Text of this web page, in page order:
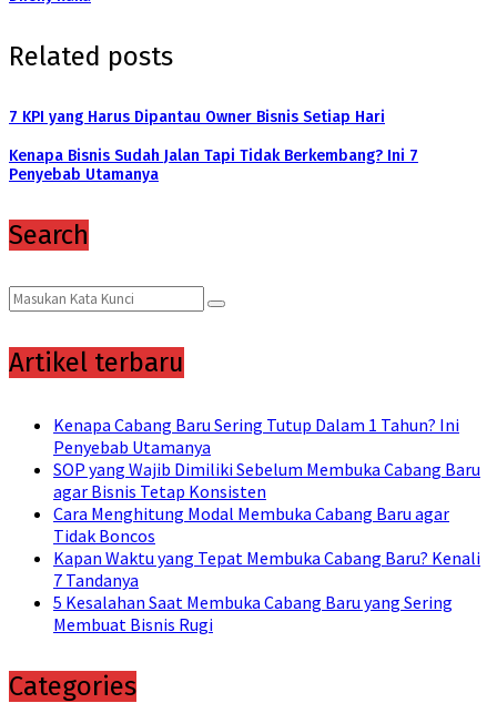
Related posts
7 KPI yang Harus Dipantau Owner Bisnis Setiap Hari
Kenapa Bisnis Sudah Jalan Tapi Tidak Berkembang? Ini 7
Penyebab Utamanya
Search
Search
for:
Search
Artikel terbaru
Kenapa Cabang Baru Sering Tutup Dalam 1 Tahun? Ini
Penyebab Utamanya
SOP yang Wajib Dimiliki Sebelum Membuka Cabang Baru
agar Bisnis Tetap Konsisten
Cara Menghitung Modal Membuka Cabang Baru agar
Tidak Boncos
Kapan Waktu yang Tepat Membuka Cabang Baru? Kenali
7 Tandanya
5 Kesalahan Saat Membuka Cabang Baru yang Sering
Membuat Bisnis Rugi
Categories